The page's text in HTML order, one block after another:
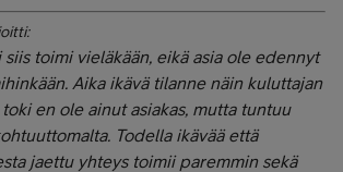
siis toimi vieläkään, eikä asia ole edennyt
Aika ikävä tilanne näin kuluttajan
toki en ole ainut asiakas, mutta tuntuu
Todella ikävää että
jaettu yhteys toimii paremmin sekä